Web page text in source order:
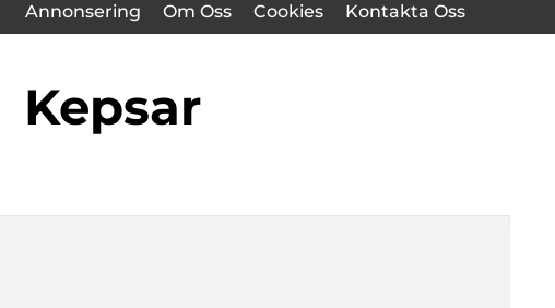
Annonsering Om Oss Cookies Kontakta Oss
kepsar